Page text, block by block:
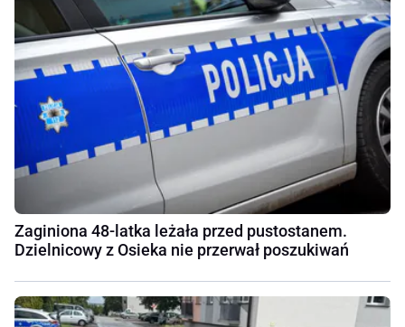
Zaginiona 48-latka leżała przed pustostanem.
Dzielnicowy z Osieka nie przerwał poszukiwań